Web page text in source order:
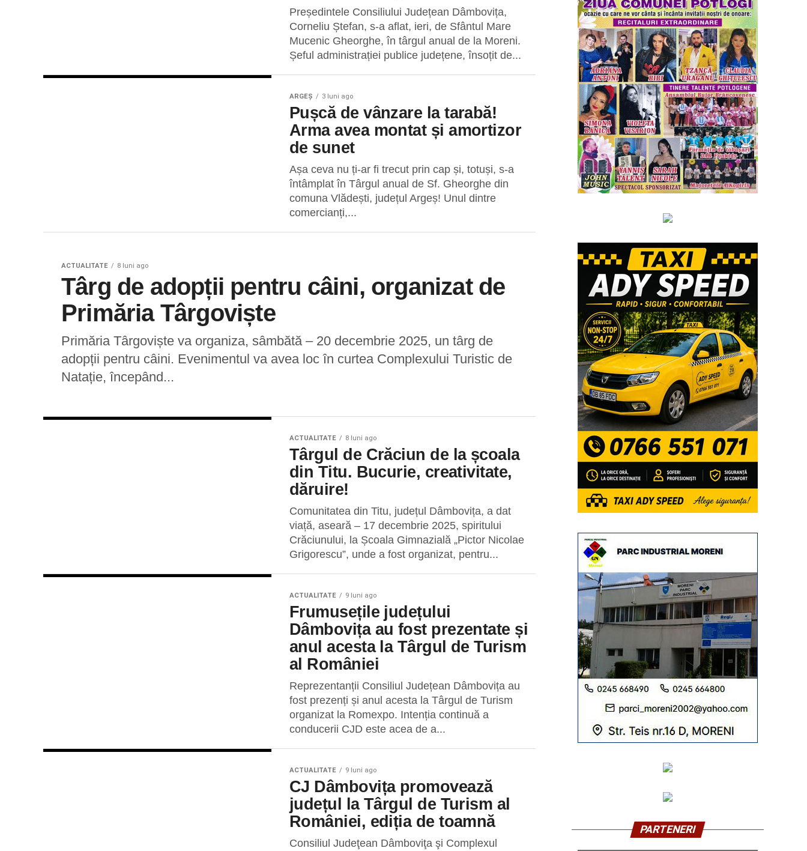
Președintele Consiliului Județean Dâmbovița,
Corneliu Ștefan, s-a aflat, ieri, de Sfântul Mare
Mucenic Gheorghe, în târgul anual de la Moreni.
Șeful administrației publice județene, însoțit de...
ARGEȘ 3 luni ago
Pușcă de vânzare la tarabă!
Arma avea montat și amortizor
de sunet
Așa ceva nu ți-ar fi trecut prin cap și, totuși, s-a
întâmplat în Târgul anual de Sf. Gheorghe din
comuna Vlădești, județul Argeș! Unul dintre
comercianți,...
ACTUALITATE 8 luni ago
Târg de adopții pentru câini, organizat de
Primăria Târgoviște
Primăria Târgoviște va organiza, sâmbătă – 20 decembrie 2025, un târg de
adopții pentru câini. Evenimentul va avea loc în curtea Complexului Turistic de
Natație, începând...
ACTUALITATE 8 luni ago
Târgul de Crăciun de la școala
din Titu. Bucurie, creativitate,
dăruire!
Comunitatea din Titu, județul Dâmbovița, a dat
viață, aseară – 17 decembrie 2025, spiritului
Crăciunului, la Școala Gimnazială „Pictor Nicolae
Grigorescu”, unde a fost organizat, pentru...
ACTUALITATE 9 luni ago
Frumusețile județului
Dâmbovița au fost prezentate și
anul acesta la Târgul de Turism
al României
Reprezentanții Consiliul Județean Dâmbovița au
fost prezenți și anul acesta la Târgul de Turism
organizat la Romexpo. Intenția continuă a
conducerii CJD este acea de a...
ACTUALITATE 9 luni ago
CJ Dâmbovița promovează
județul la Târgul de Turism al
României, ediția de toamnă
Consiliul Judeţean Dâmboviţa şi Complexul
PARTENERI